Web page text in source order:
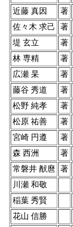
近藤 真因
著
佐々木 求己
著
堤 玄立
著
林 専精
著
広瀬 杲
著
藤谷 秀道
著
松野 純孝
著
松原 祐善
著
宮崎 円遵
著
森 西洲
著
常磐井 猷麿
著
川瀬 和敬
稲葉 秀賢
花山 信勝